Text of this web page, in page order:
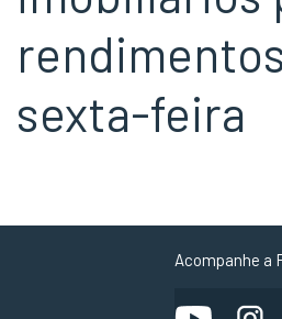
sexta-feira
Acompanhe a